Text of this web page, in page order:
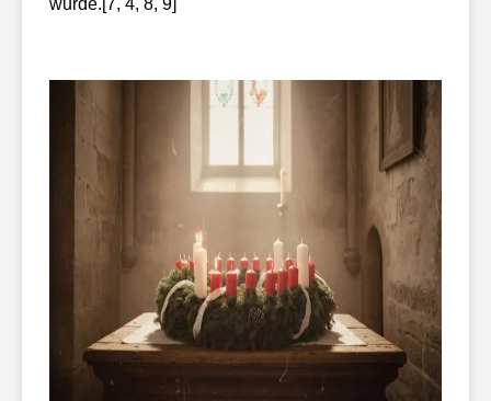
wurde.[7, 4, 8, 9]